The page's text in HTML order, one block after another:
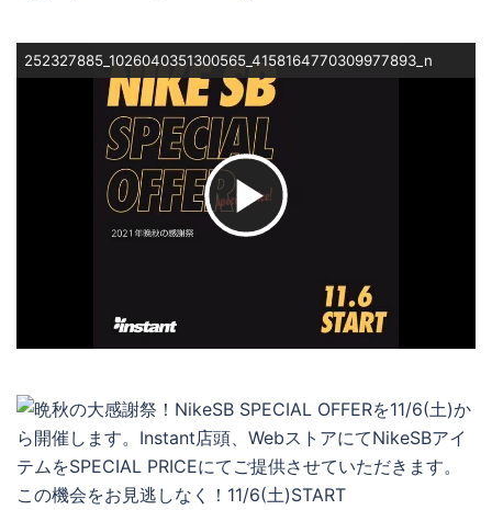
252327885_1026040351300565_4158164770309977893_n
ビ
を